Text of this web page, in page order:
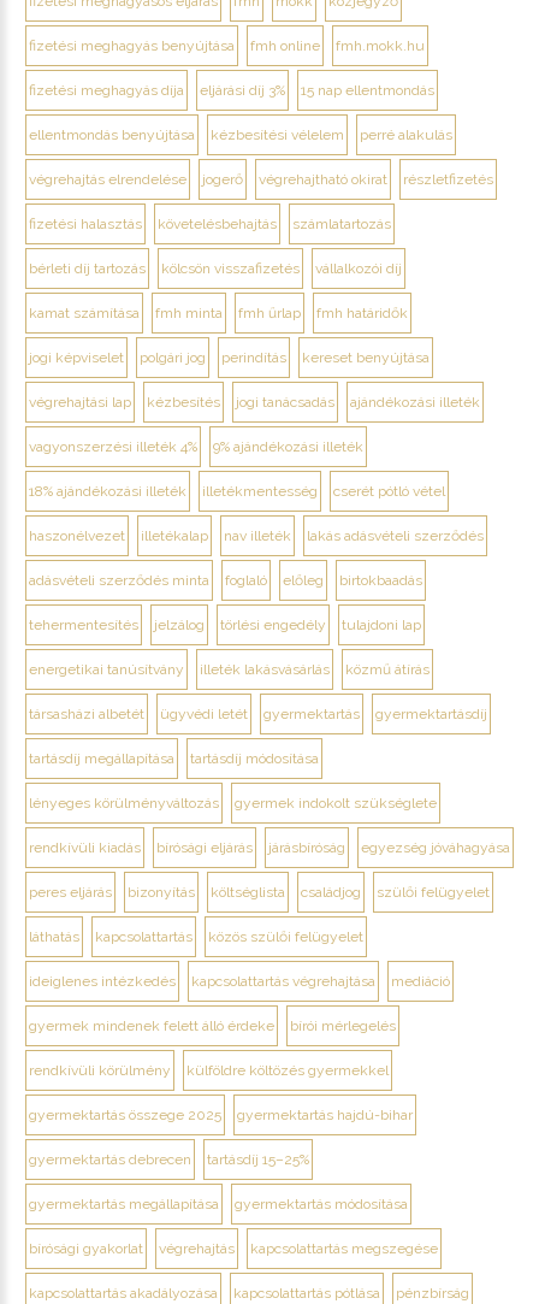
fizetési meghagyás benyújtása fmh online fmh.mokk.hu
fizetési meghagyás díja eljárási díj 3% 15 nap ellentmondás
ellentmondás benyújtása kézbesítési vélelem perré alakulás
végrehajtás elrendelése jogerő végrehajtható okirat részletfizetés
fizetési halasztás követelésbehajtás számlatartozás
bérleti díj tartozás kölcsön visszafizetés vállalkozói díj
kamat számítása fmh minta fmh űrlap fmh határidők
jogi képviselet polgári jog perindítás kereset benyújtása
végrehajtási lap kézbesítés jogi tanácsadás ajándékozási illeték
vagyonszerzési illeték 4% 9% ajándékozási illeték
18% ajándékozási illeték illetékmentesség cserét pótló vétel
haszonélvezet illetékalap nav illeték lakás adásvételi szerződés
adásvételi szerződés minta foglaló előleg birtokbaadás
tehermentesítés jelzálog törlési engedély tulajdoni lap
energetikai tanúsítvány illeték lakásvásárlás közmű átírás
társasházi albetét ügyvédi letét gyermektartás gyermektartásdíj
tartásdíj megállapítása tartásdíj módosítása
lényeges körülményváltozás gyermek indokolt szükséglete
rendkívüli kiadás bírósági eljárás járásbíróság egyezség jóváhagyása
peres eljárás bizonyítás költséglista családjog szülői felügyelet
láthatás kapcsolattartás közös szülői felügyelet
ideiglenes intézkedés kapcsolattartás végrehajtása mediáció
gyermek mindenek felett álló érdeke bírói mérlegelés
rendkívüli körülmény külföldre költözés gyermekkel
gyermektartás összege 2025 gyermektartás hajdú-bihar
gyermektartás debrecen tartásdíj 15–25%
gyermektartás megállapítása gyermektartás módosítása
bírósági gyakorlat végrehajtás kapcsolattartás megszegése
kapcsolattartás akadályozása kapcsolattartás pótlása pénzbírság